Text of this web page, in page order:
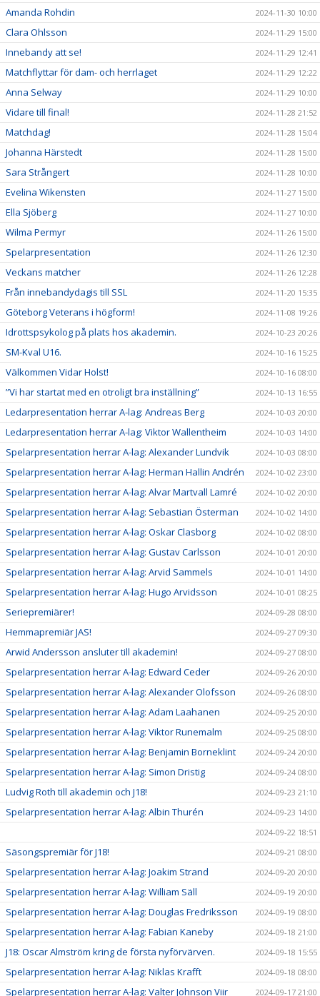
Amanda Rohdin 2024-11-30 10:00
Clara Ohlsson 2024-11-29 15:00
Innebandy att se! 2024-11-29 12:41
Matchflyttar för dam- och herrlaget 2024-11-29 12:22
Anna Selway 2024-11-29 10:00
Vidare till final! 2024-11-28 21:52
Matchdag! 2024-11-28 15:04
Johanna Härstedt 2024-11-28 15:00
Sara Strångert 2024-11-28 10:00
Evelina Wikensten 2024-11-27 15:00
Ella Sjöberg 2024-11-27 10:00
Wilma Permyr 2024-11-26 15:00
Spelarpresentation 2024-11-26 12:30
Veckans matcher 2024-11-26 12:28
Från innebandydagis till SSL 2024-11-20 15:35
Göteborg Veterans i högform! 2024-11-08 19:26
Idrottspsykolog på plats hos akademin. 2024-10-23 20:26
SM-Kval U16. 2024-10-16 15:25
Välkommen Vidar Holst! 2024-10-16 08:00
”Vi har startat med en otroligt bra inställning” 2024-10-13 16:55
Ledarpresentation herrar A-lag: Andreas Berg 2024-10-03 20:00
Ledarpresentation herrar A-lag: Viktor Wallentheim 2024-10-03 14:00
Spelarpresentation herrar A-lag: Alexander Lundvik 2024-10-03 08:00
Spelarpresentation herrar A-lag: Herman Hallin Andrén 2024-10-02 23:00
Spelarpresentation herrar A-lag: Alvar Martvall Lamré 2024-10-02 20:00
Spelarpresentation herrar A-lag: Sebastian Österman 2024-10-02 14:00
Spelarpresentation herrar A-lag: Oskar Clasborg 2024-10-02 08:00
Spelarpresentation herrar A-lag: Gustav Carlsson 2024-10-01 20:00
Spelarpresentation herrar A-lag: Arvid Sammels 2024-10-01 14:00
Spelarpresentation herrar A-lag: Hugo Arvidsson 2024-10-01 08:25
Seriepremiärer! 2024-09-28 08:00
Hemmapremiär JAS! 2024-09-27 09:30
Arwid Andersson ansluter till akademin! 2024-09-27 08:00
Spelarpresentation herrar A-lag: Edward Ceder 2024-09-26 20:00
Spelarpresentation herrar A-lag: Alexander Olofsson 2024-09-26 08:00
Spelarpresentation herrar A-lag: Adam Laahanen 2024-09-25 20:00
Spelarpresentation herrar A-lag: Viktor Runemalm 2024-09-25 08:00
Spelarpresentation herrar A-lag: Benjamin Borneklint 2024-09-24 20:00
Spelarpresentation herrar A-lag: Simon Dristig 2024-09-24 08:00
Ludvig Roth till akademin och J18! 2024-09-23 21:10
Spelarpresentation herrar A-lag: Albin Thurén
2024-09-23 14:00
2024-09-22 18:51
Säsongspremiär för J18! 2024-09-21 08:00
Spelarpresentation herrar A-lag: Joakim Strand 2024-09-20 20:00
Spelarpresentation herrar A-lag: William Säll 2024-09-19 20:00
Spelarpresentation herrar A-lag: Douglas Fredriksson 2024-09-19 08:00
Spelarpresentation herrar A-lag: Fabian Kaneby 2024-09-18 21:00
J18: Oscar Almström kring de första nyförvärven. 2024-09-18 15:55
Spelarpresentation herrar A-lag: Niklas Krafft 2024-09-18 08:00
Spelarpresentation herrar A-lag: Valter Johnson Viir 2024-09-17 21:00